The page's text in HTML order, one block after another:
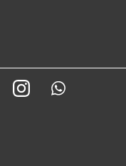
YoutubeInstagram